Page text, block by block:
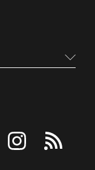
instagram